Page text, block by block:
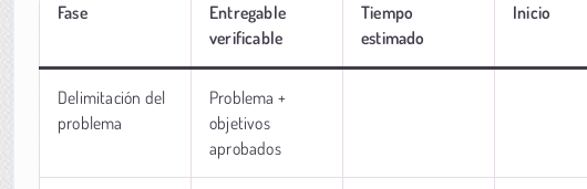
Fase
Entregable
verificable
Tiempo
estimado
Inicio
Delimitación del
problema
Problema +
objetivos
aprobados